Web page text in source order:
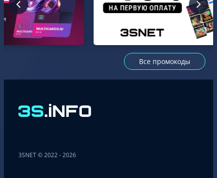
Все промокоды
3SNET © 2022 - 2026